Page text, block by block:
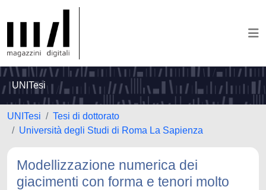
UNITesi
UNITesi
Tesi di dottorato
Università degli Studi di Roma La Sapienza
Modellizzazione numerica dei
giacimenti con forma e tenori molto